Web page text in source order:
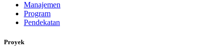
Manajemen
Program
Pendekatan
Proyek